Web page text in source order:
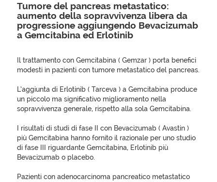
Tumore del pancreas metastatico:
aumento della sopravvivenza libera da
progressione aggiungendo Bevacizumab
a Gemcitabina ed Erlotinib
Il trattamento con Gemcitabina ( Gemzar ) porta benefici
modesti in pazienti con tumore metastatico del pancreas.
L’aggiunta di Erlotinib ( Tarceva ) a Gemcitabina produce
un piccolo ma significativo miglioramento nella
sopravvivenza generale, rispetto alla sola Gemcitabina.
I risultati di studi di fase II con Bevacizumab ( Avastin )
più Gemcitabina hanno fornito il razionale per uno studio
di fase III riguardante Gemcitabina, Erlotinib più
Bevacizumab o placebo.
Pazienti con adenocarcinoma pancreatico metastatico